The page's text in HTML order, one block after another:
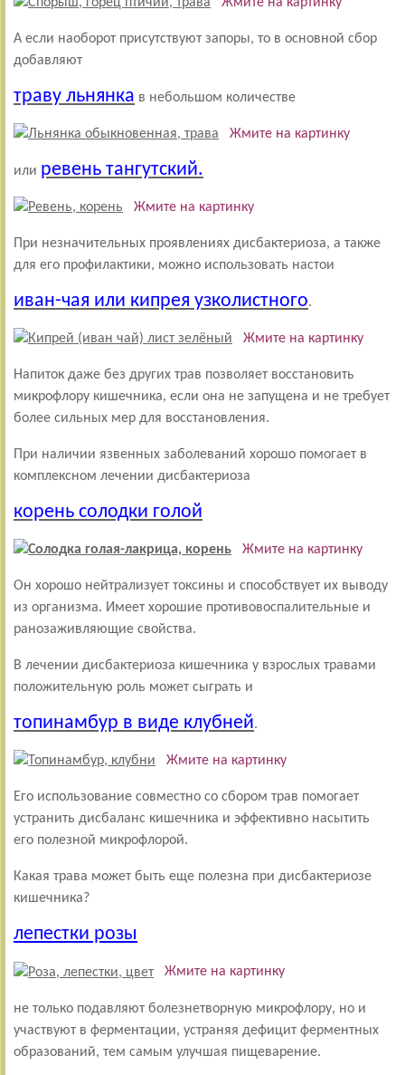
А если наоборот присутствуют запоры, то в основной сбор
добавляют
траву льнянка в небольшом количестве
Жмите на картинку
или ревень тангутский.
Жмите на картинку
При незначительных проявлениях дисбактериоза, а также
для его профилактики, можно использовать настои
иван-чая или кипрея узколистного.
Жмите на картинку
Напиток даже без других трав позволяет восстановить
микрофлору кишечника, если она не запущена и не требует
более сильных мер для восстановления.
При наличии язвенных заболеваний хорошо помогает в
комплексном лечении дисбактериоза
корень солодки голой
Жмите на картинку
Он хорошо нейтрализует токсины и способствует их выводу
из организма. Имеет хорошие противовоспалительные и
ранозаживляющие свойства.
В лечении дисбактериоза кишечника у взрослых травами
положительную роль может сыграть и
топинамбур в виде клубней.
Жмите на картинку
Его использование совместно со сбором трав помогает
устранить дисбаланс кишечника и эффективно насытить
его полезной микрофлорой.
Какая трава может быть еще полезна при дисбактериозе
кишечника?
лепестки розы
Жмите на картинку
не только подавляют болезнетворную микрофлору, но и
участвуют в ферментации, устраняя дефицит ферментных
образований, тем самым улучшая пищеварение.